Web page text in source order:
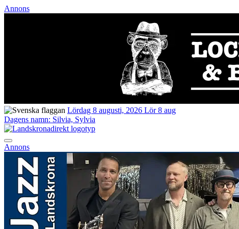
Annons
Lördag 8 augusti, 2026 Lör 8 aug
Dagens namn: Silvia, Sylvia
Annons